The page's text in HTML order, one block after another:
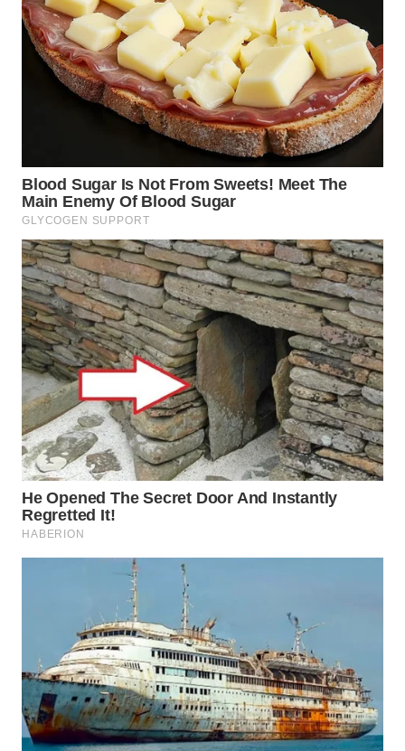
WN
KEPULAUAN
SERIBU
WN
WN
BINJAI
CIREBON
WN
INDRAMAYU
WN
KUNINGAN
WN
MAJALENGKA
WN
SUBANG
WN
PURWAKARTA
WN
PRIANGAN
TIMUR